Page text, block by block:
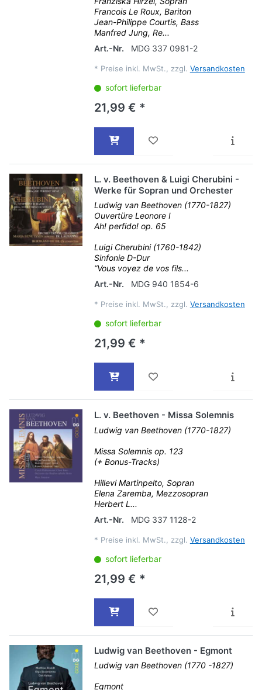
Francois Le Roux, Bariton
Jean-Philippe Courtis, Bass
Manfred Jung, Re...
Art.-Nr.
MDG 337 0981-2
* Preise inkl. MwSt., zzgl. Versandkosten
sofort lieferbar
21,99 € *
L. v. Beethoven & Luigi Cherubini -
Werke für Sopran und Orchester
Ludwig van Beethoven (1770-1827)
Ouvertüre Leonore I
Ah! perfido! op. 65
Luigi Cherubini (1760-1842)
Sinfonie D-Dur
“Vous voyez de vos fils...
Art.-Nr.
MDG 940 1854-6
* Preise inkl. MwSt., zzgl. Versandkosten
sofort lieferbar
21,99 € *
L. v. Beethoven - Missa Solemnis
Ludwig van Beethoven (1770-1827)
Missa Solemnis op. 123
(+ Bonus-Tracks)
Hillevi Martinpelto, Sopran
Elena Zaremba, Mezzosopran
Herbert L...
Art.-Nr.
MDG 337 1128-2
* Preise inkl. MwSt., zzgl. Versandkosten
sofort lieferbar
21,99 € *
Ludwig van Beethoven - Egmont
Ludwig van Beethoven (1770 -1827)
Egmont